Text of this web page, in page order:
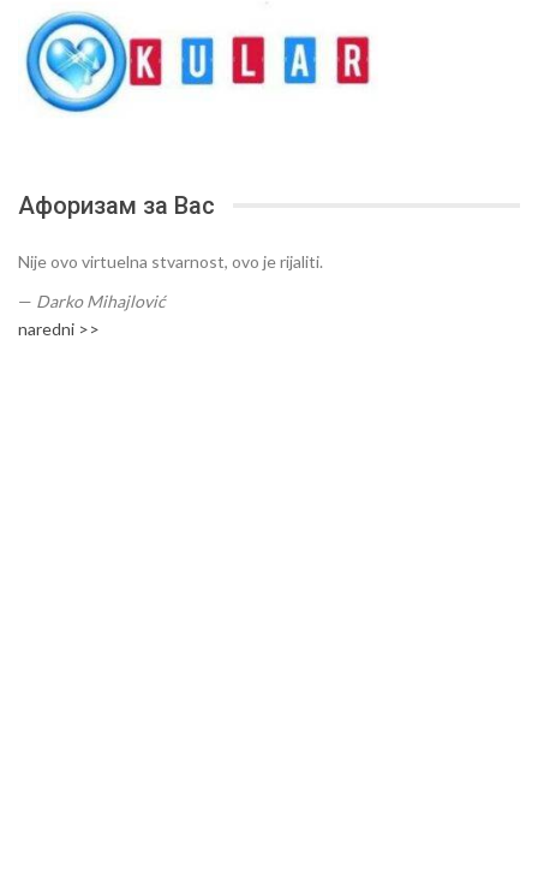
Афоризам за Вас
Nije ovo virtuelna stvarnost, ovo je rijaliti.
— Darko Mihajlović
naredni >>